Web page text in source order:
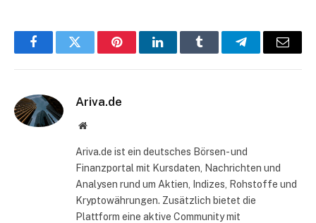
FacebookTwitter PinterestLinkedInTumblr TelegramE-
Ariva.de
Website
Ariva.de ist ein deutsches Börsen- und
Finanzportal mit Kursdaten, Nachrichten und
Analysen rund um Aktien, Indizes, Rohstoffe und
Kryptowährungen. Zusätzlich bietet die
Plattform eine aktive Community mit